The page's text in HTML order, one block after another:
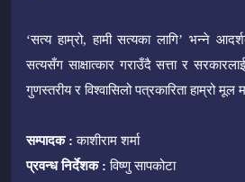
‘सत्य हाम्रो, हामी सत्यका लागि’ भन्ने
सत्यसँग साक्षात्कार गराउँदै सत्ता र
गुणस्तरीय र विश्वासिलो पत्रकारिता हाम्रो मूल
सम्पादक : काशीराम शर्मा
प्रवन्ध निर्देशक : विष्णु सापकोटा